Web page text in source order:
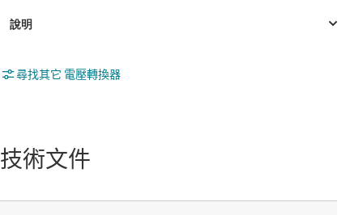
尋找其它 電壓轉換器
技術文件